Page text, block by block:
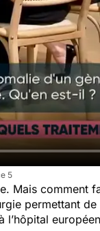
5
Mais comment
permettant